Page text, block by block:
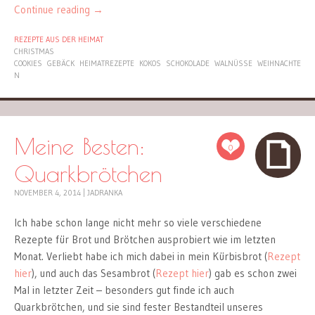
Continue reading →
REZEPTE AUS DER HEIMAT
CHRISTMAS
COOKIES GEBÄCK HEIMATREZEPTE KOKOS SCHOKOLADE WALNÜSSE WEIHNACHTE
N
0
Meine Besten:
Quarkbrötchen
NOVEMBER 4, 2014 JADRANKA
Ich habe schon lange nicht mehr so viele verschiedene
Rezepte für Brot und Brötchen ausprobiert wie im letzten
Monat. Verliebt habe ich mich dabei in mein Kürbisbrot (Rezept
hier), und auch das Sesambrot (Rezept hier) gab es schon zwei
Mal in letzter Zeit – besonders gut finde ich auch
Quarkbrötchen, und sie sind fester Bestandteil unseres